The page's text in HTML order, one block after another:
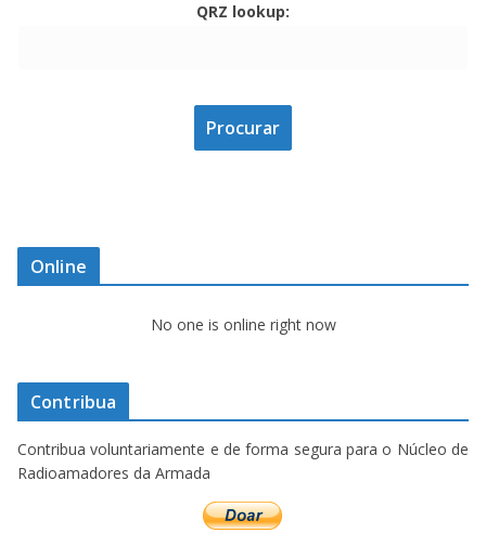
QRZ lookup:
Online
No one is online right now
Contribua
Contribua voluntariamente e de forma segura para o Núcleo de
Radioamadores da Armada